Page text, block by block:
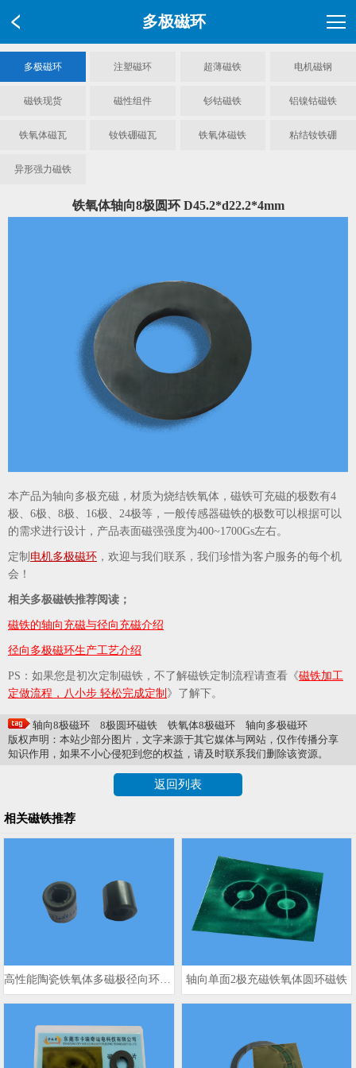
多极磁环
多极磁环 注塑磁环 超薄磁铁 电机磁钢
磁铁现货 磁性组件 钐钴磁铁 铝镍钴磁铁
铁氧体磁瓦 钕铁硼磁瓦 铁氧体磁铁 粘结钕铁硼
异形强力磁铁
铁氧体轴向8极圆环 D45.2*d22.2*4mm
本产品为轴向 多极充磁，材质为烧结铁氧体，磁铁可充磁的极数有4
极、6极、8极、16极、24极等，一般传感器磁铁的极数可以根据可以
的需求进行设计，产品表面磁强强度为400~1700Gs左右。
定制 电机多极磁环 ，欢迎与我们联系，我们珍惜为客户服务的每个机
会！
相关多极磁铁推荐阅读；
磁铁的轴向充磁与径向充磁介绍
径向多极磁环生产工艺介绍
PS：如果您是初次定制磁铁，不了解磁铁定制流程请查看《磁铁加工
定做流程，八小步 轻松完成定制 》了解下。
轴向8极磁环 8极圆环磁铁 铁氧体8极磁环
轴向多极磁环
版权声明：本站少部分图片，文字来源于其它媒体与网站，仅作传播分享
知识作用，如果不小心侵犯到您的权益，请及时联系我们删除该资源。
返回列表
相关磁铁推荐
轴向单面2极充磁铁氧体圆环磁铁